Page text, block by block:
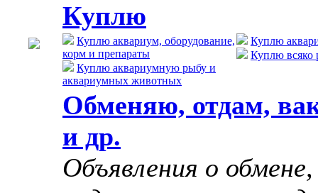
Куплю
Куплю аквариум, оборудование,
корм и препараты
Куплю аквариумную рыбу и
аквариумных животных
Куплю
Куплю всяко
Обменяю, отдам,
и др.
Объявления о обмене,